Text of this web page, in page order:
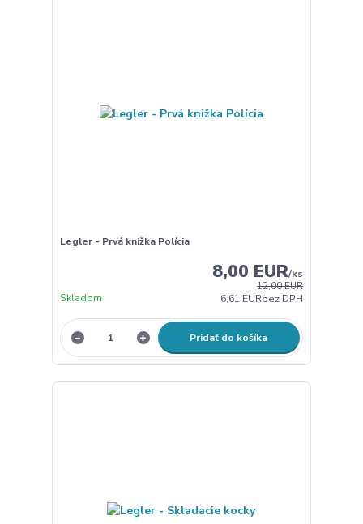
Legler - Prvá knižka Polícia
12,00 EUR
8,00 EUR/ks
6,61 EURbez DPH
Skladom
Pridať do košíka